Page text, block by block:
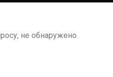
не обнаружено.